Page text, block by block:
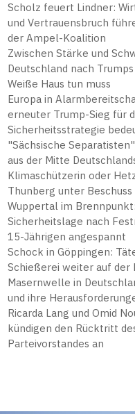
Scholz feuert Lindner:
und Vertrauensbruch
der Ampel-Koalition
Zwischen Stärke und
Deutschland nach
Weiße Haus tun muss
Europa in
erneuter Trump-Sieg für
Sicherheitsstrategie
"Sächsische
aus der Mitte
Klimaschützerin oder
Thunberg unter
Wuppertal im Brennpunkt:
Sicherheitslage nach
15-Jährigen angespannt
Schock in Göppingen:
Schießerei weiter auf der
Masernwelle in
und ihre
Ricarda Lang und Omid
kündigen den Rücktritt
Parteivorstandes an